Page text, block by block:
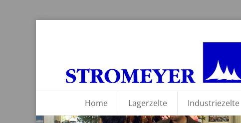
Home Lagerzelte Industriezelte